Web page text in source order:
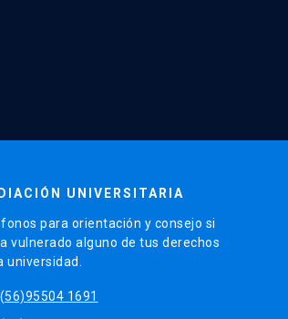
UNIVERSITARIA
para orientación y consejo si
vulnerado alguno de tus derechos
universidad.
(56)95504 1691